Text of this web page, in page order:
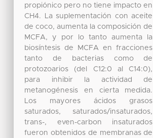
propiónico pero no tiene impacto en
CH4. La suplementación con aceite
de coco, aumenta la composición de
MCFA, y por lo tanto aumenta la
biosíntesis de MCFA en fracciones
tanto de bacterias como de
protozoarios (del C12:0 al C14:0),
para inhibir la actividad de
metanogénesis en cierta medida.
Los mayores ácidos grasos
saturados, saturados/insaturados,
trans-, even-carbon insaturados
fueron obtenidos de membranas de